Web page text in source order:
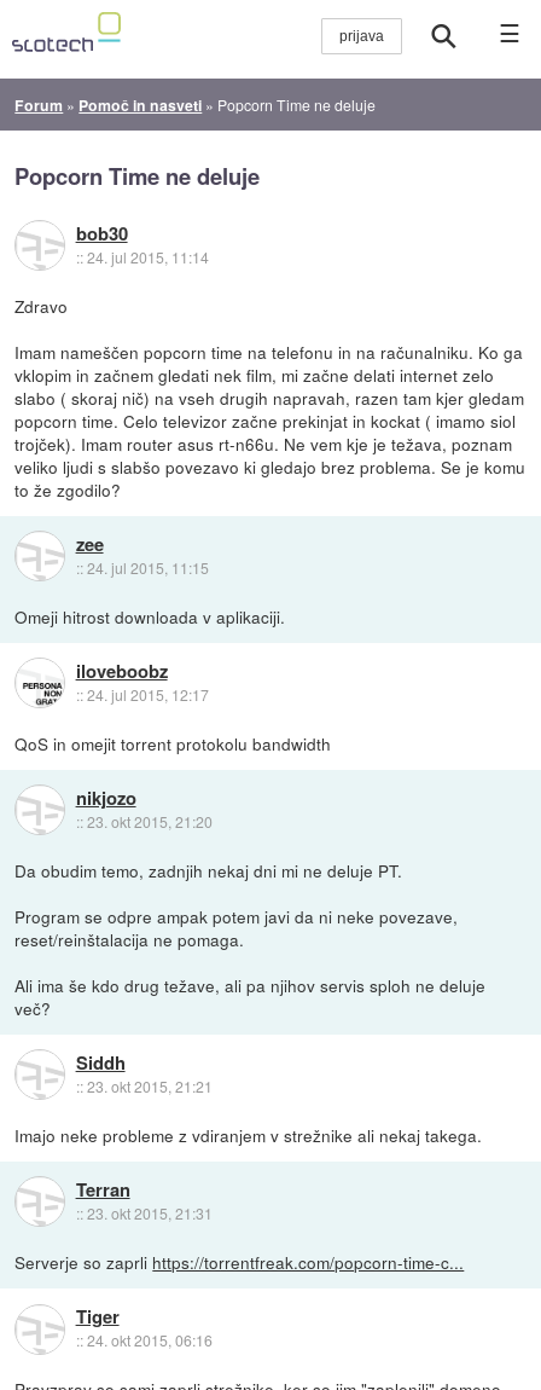
☰
Forum » Pomoč in nasveti » Popcorn Time ne deluje
Popcorn Time ne deluje
bob30
::24. jul 2015, 11:14
Zdravo
Imam nameščen popcorn time na telefonu in na računalniku. Ko ga
vklopim in začnem gledati nek film, mi začne delati internet zelo
slabo ( skoraj nič) na vseh drugih napravah, razen tam kjer gledam
popcorn time. Celo televizor začne prekinjat in kockat ( imamo siol
trojček). Imam router asus rt-n66u. Ne vem kje je težava, poznam
veliko ljudi s slabšo povezavo ki gledajo brez problema. Se je komu
to že zgodilo?
zee
::24. jul 2015, 11:15
Omeji hitrost downloada v aplikaciji.
iloveboobz
::24. jul 2015, 12:17
QoS in omejit torrent protokolu bandwidth
nikjozo
::23. okt 2015, 21:20
Da obudim temo, zadnjih nekaj dni mi ne deluje PT.
Program se odpre ampak potem javi da ni neke povezave,
reset/reinštalacija ne pomaga.
Ali ima še kdo drug težave, ali pa njihov servis sploh ne deluje
več?
Siddh
::23. okt 2015, 21:21
Imajo neke probleme z vdiranjem v strežnike ali nekaj takega.
Terran
::23. okt 2015, 21:31
Serverje so zaprli https://torrentfreak.com/popcorn-time-c...
Tiger
::24. okt 2015, 06:16